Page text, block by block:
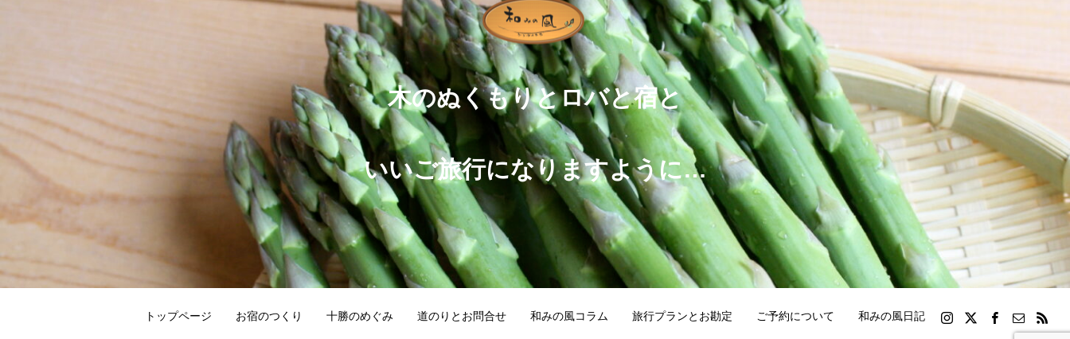
木のぬくもりとロバと宿と
いいご旅行になりますように…
トップページ お宿のつくり 十勝のめぐみ 道のりとお問合せ 和みの風コラム 旅行プランとお勘定 ご予約について 和みの風日記